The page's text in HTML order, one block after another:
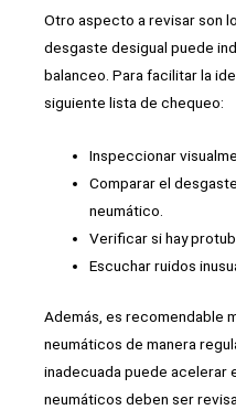
Otro aspecto a revisar son
desgaste desigual puede
balanceo. Para facilitar la
siguiente lista de chequeo:
Inspeccionar
Comparar el
neumático.
Verificar si hay
Escuchar ruidos
Además, es recomendable
neumáticos de manera
inadecuada puede acelerar
neumáticos deben ser